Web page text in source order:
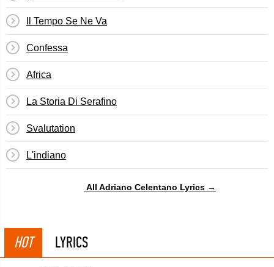
Il Tempo Se Ne Va
Confessa
Africa
La Storia Di Serafino
Svalutation
L'indiano
All Adriano Celentano Lyrics →
HOT LYRICS